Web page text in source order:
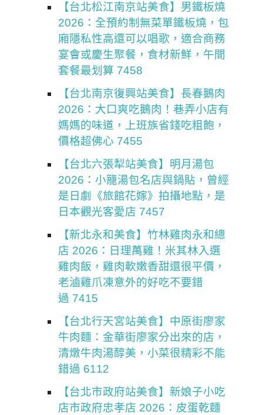
【台北松江南京站美食】男鐵板燒
2026：全預約制無菜單鐵板燒，包
廂隱私性高還可以唱歌，適合商務
宴會或慶生聚餐，食材新鮮，午間
套餐最划算 7458
【台北南京復興站美食】長春鵝肉
2026：大口爽吃鵝肉！巷弄小店有
媽媽的味道，上班族省錢吃粗飽，
價格超佛心 7455
【台北六張犁站美食】明月湯包
2026：小籠湯包名店與鍋貼，曾經
是日劇《旅館花嫁》拍攝地點，是
日本觀光客愛店 7457
【新北永和美食】竹林雞肉永和總
店 2026：日理萬雞！米其林入選
雞肉飯，雞肉軟嫩香甜還很平價，
老滷雞爪凍意外的好吃不要錯
過 7415
【台北行天宮站美食】中原街廖家
牛肉麵：金華街廖家分出來的店，
清燉牛肉湯醇美，小菜很精彩不能
錯過 6112
【台北市政府站美食】新娘子小吃
店市政府忠孝店 2026：皮蛋乾麵